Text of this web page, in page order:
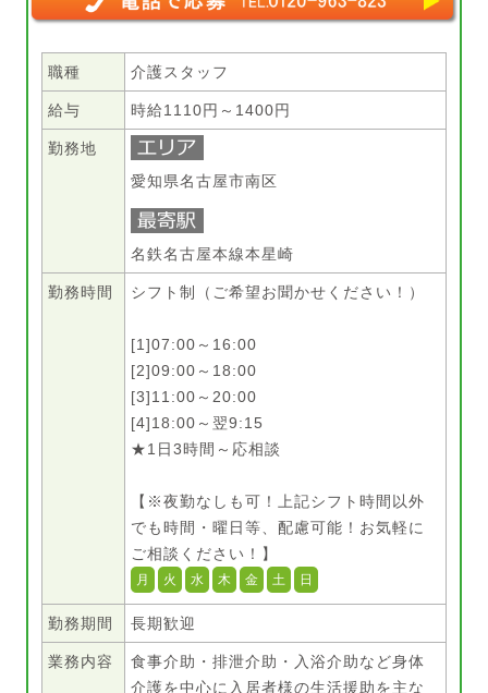
職種 介護スタッフ
給与 時給1110円～1400円
勤務地
愛知県名古屋市南区
名鉄名古屋本線本星崎
勤務時間 シフト制（ご希望お聞かせください！）
[1]07:00～16:00
[2]09:00～18:00
[3]11:00～20:00
[4]18:00～翌9:15
★1日3時間～応相談
【※夜勤なしも可！上記シフト時間以外
でも時間・曜日等、配慮可能！お気軽に
ご相談ください！】
月 火 水 木 金 土 日
勤務期間 長期歓迎
業務内容
食事介助・排泄介助・入浴介助など身体
介護を中心に入居者様の生活援助を主な